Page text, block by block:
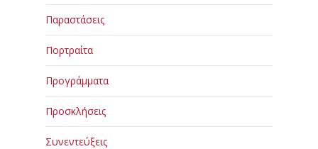
Παραστάσεις
Πορτραίτα
Προγράμματα
Προσκλήσεις
Συνεντεύξεις